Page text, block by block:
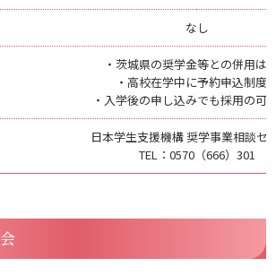
なし
・茨城県の奨学金等との併用は
・高校在学中に予約申込制度
・入学後の申し込みでも採用の可
日本学生支援機構 奨学事業相談セ
TEL：0570（666）301